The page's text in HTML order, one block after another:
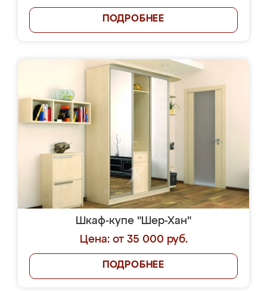
ПОДРОБНЕЕ
Шкаф-купе "Шер-Хан"
Цена: от 35 000 руб.
ПОДРОБНЕЕ